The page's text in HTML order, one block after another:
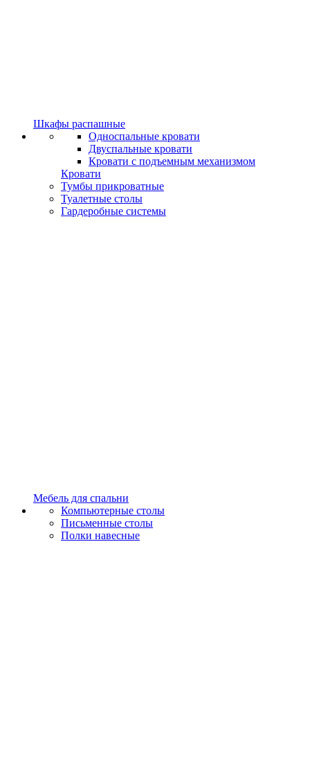
Шкафы распашные
Односпальные кровати
Двуспальные кровати
Кровати с подъемным механизмом
Кровати
Тумбы прикроватные
Туалетные столы
Гардеробные системы
Мебель для спальни
Компьютерные столы
Письменные столы
Полки навесные